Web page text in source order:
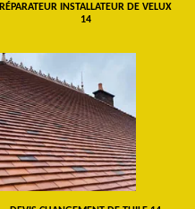
RÉPARATEUR INSTALLATEUR DE VELUX
14